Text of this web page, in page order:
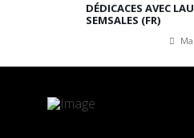
DÉDICACES AVEC
SEMSALES (FR)